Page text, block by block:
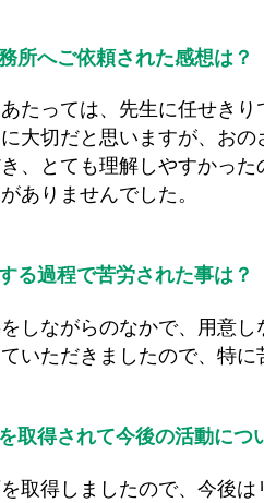
所へご依頼された感想は？
たっては、先生に任せき
大切だと思いますが、お
、とても理解しやすかっ
ありませんでした。
る過程で苦労された事は？
しながらのなかで、用意
いただきましたので、特に
取得されて今後の活動につ
取得しましたので、今後